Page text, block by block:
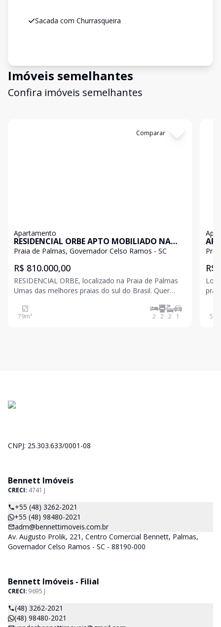
Sacada com Churrasqueira
Imóveis semelhantes
Confira imóveis semelhantes
Comparar
Apartamento
RESIDENCIAL ORBE APTO MOBILIADO NA
PRAIA DE PALMAS
Praia de Palmas, Governador Celso Ramos - SC
R$ 810.000,00
RESIDENCIAL ORBE, localizado na Praia de Palmas
Umas das melhores praias do sul do Brasil. Quer
Extensa praia de areia cercada por colinas
exuberantes, com águas cristalinas para nadar e
79m² 2 2 2 1
R$
59
CNPJ: 25.303.633/0001-08
Bennett Imóveis
CRECI: 4741 J
+55 (48) 3262-2021
+55 (48) 98480-2021
adm@bennettimoveis.com.br
Av. Augusto Prolik, 221, Centro Comercial Bennett, Palmas,
Governador Celso Ramos - SC - 88190-000
Bennett Imóveis - Filial
CRECI: 9695 J
(48) 3262-2021
(48) 98480-2021